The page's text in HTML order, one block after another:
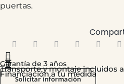
puertas.
Transporte y montaje incluidos
Garantía de 3 años
Financiación a tu medida
Solicitar información